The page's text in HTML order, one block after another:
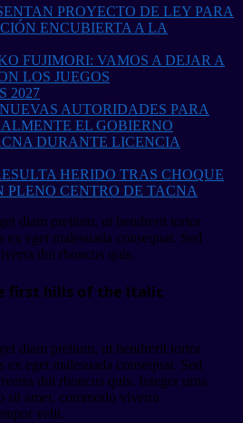
PROYECTO DE LEY PARA
ENCUBIERTA A LA
FUJIMORI: VAMOS A DEJAR A
LOS JUEGOS
2027
AUTORIDADES PARA
EL GOBIERNO
DURANTE LICENCIA
HERIDO TRAS CHOQUE
CENTRO DE TACNA
diam pretium, ut hendrerit tortor
ex eget malesuada consequat. Sed
dui rhoncus quis.
first hills of the Italic
diam pretium, ut hendrerit tortor
ex eget malesuada consequat. Sed
dui rhoncus quis. Integer urna
sit amet, commodo viverra
velit.